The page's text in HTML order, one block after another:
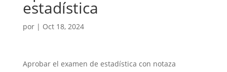
estadística
por | Oct 18, 2024
Aprobar el examen de estadística con notaza